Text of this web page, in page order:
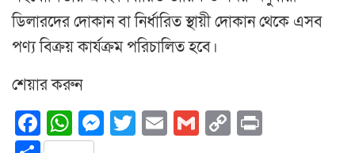
ডিলারদের দোকান বা নির্ধারিত স্থায়ী দোকান থেকে এসব
পণ্য বিক্রয় কার্যক্রম পরিচালিত হবে।
শেয়ার করুন
Facebook
WhatsApp
Messenger
Twitter
EmailGmail
Copy